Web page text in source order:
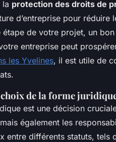
la protection des droits de
d’entreprise pour réduire
de votre projet, un
entreprise peut
les Yvelines, il est utile de
choix de la forme
est une décision
également les
entre différents statuts, tels